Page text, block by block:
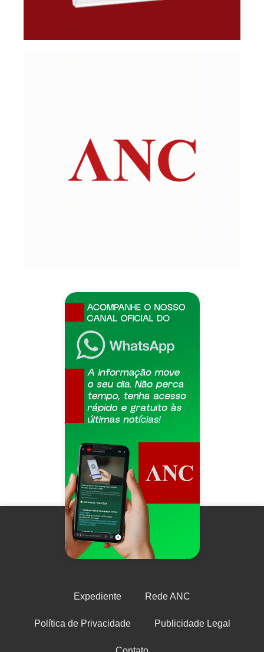
Expediente Rede ANC
Política de Privacidade Publicidade Legal